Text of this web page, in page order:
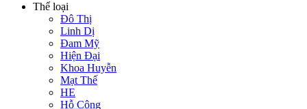
Thể loại
Đô Thị
Linh Dị
Đam Mỹ
Hiện Đại
Khoa Huyễn
Mạt Thế
HE
Hỗ Công